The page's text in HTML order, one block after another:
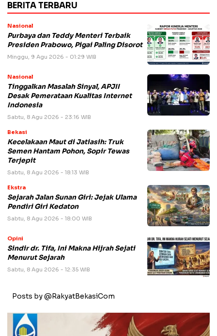
BERITA TERBARU
Nasional
Purbaya dan Teddy Menteri Terbaik
Presiden Prabowo, Pigai Paling Disorot
Minggu, 9 Agu 2026 - 01:29 WIB
Nasional
Tinggalkan Masalah Sinyal, APJII
Desak Pemerataan Kualitas Internet
Indonesia
Sabtu, 8 Agu 2026 - 23:16 WIB
Bekasi
Kecelakaan Maut di Jatiasih: Truk
Semen Hantam Pohon, Sopir Tewas
Terjepit
Sabtu, 8 Agu 2026 - 18:13 WIB
Ekstra
Sejarah Jalan Sunan Giri: Jejak Ulama
Pendiri Giri Kedaton
Sabtu, 8 Agu 2026 - 18:00 WIB
Opini
Sindir dr. Tifa, Ini Makna Hijrah Sejati
Menurut Sejarah
Sabtu, 8 Agu 2026 - 12:35 WIB
Posts by @RakyatBekasiCom